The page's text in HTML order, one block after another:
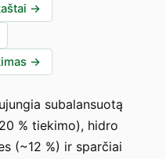
→
→
subalansuotą
% tiekimo), hidro
(~12 %) ir sparčiai